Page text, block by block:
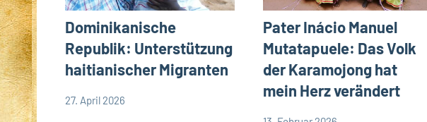
Dominikanische
Republik: Unterstützung
haitianischer Migranten
App-
27. April 2026
Andrea
Pater Inácio Manuel
Mutatapuele: Das Volk
der Karamojong hat
mein Herz verändert